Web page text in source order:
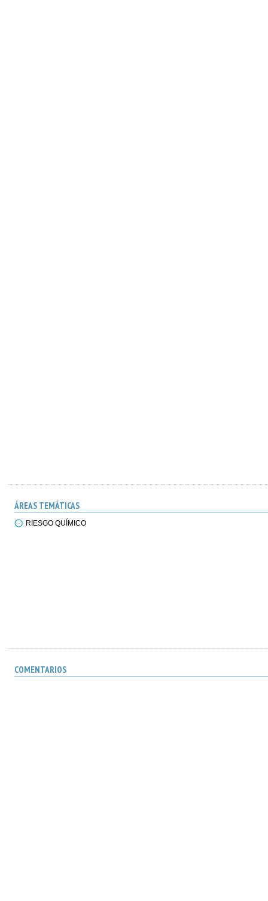
ÁREAS TEMÁTICAS
RIESGO QUÍMICO
COMENTARIOS